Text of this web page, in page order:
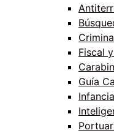
Fiscal
Guía